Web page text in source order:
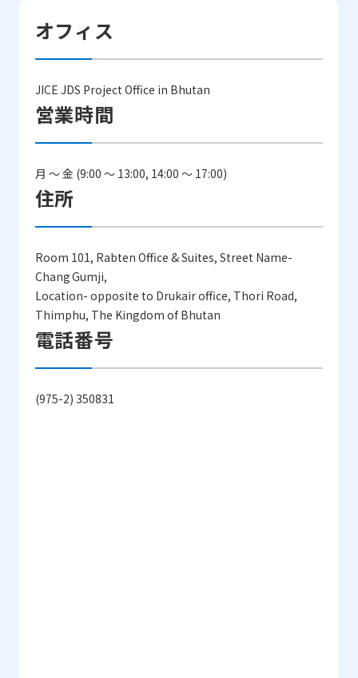
オフィス
JICE JDS Project Office in Bhutan
営業時間
月 ～ 金 (9:00 ～ 13:00, 14:00 ～ 17:00)
住所
Room 101, Rabten Office & Suites, Street Name-
Chang Gumji,
Location- opposite to Drukair office, Thori Road,
Thimphu, The Kingdom of Bhutan
電話番号
(975-2) 350831